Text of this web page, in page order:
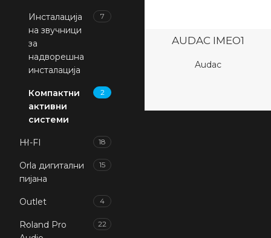
Инсталација
на звучници
за
надворешна
инсталација
7
Компактни
активни
системи
2
HI-FI 18
Orla дигитални
пијана
15
Outlet 4
Roland Pro
22
AUDAC IMEO1
Audac